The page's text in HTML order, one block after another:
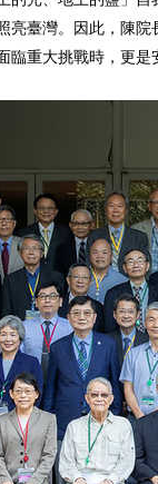
亮臺灣。因此，陳
臨重大挑戰時，更